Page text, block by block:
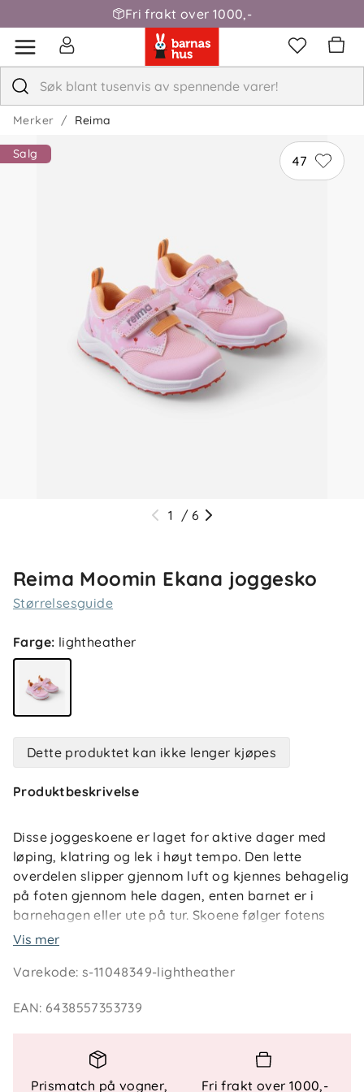
Fri frakt over 1000,-
Merker Reima
47
Salg
1 / 6
Reima Moomin Ekana joggesko
Størrelsesguide
Farge: lightheather
Dette produktet kan ikke lenger kjøpes
Produktbeskrivelse
Disse joggeskoene er laget for aktive dager med
løping, klatring og lek i høyt tempo. Den lette
overdelen slipper gjennom luft og kjennes behagelig
på foten gjennom hele dagen, enten barnet er i
barnehagen eller ute på tur. Skoene følger fotens
bevegelser naturlig og gir god støtte når barnet er i
enkle å ta av og på, også for barn som vil klare selv.
laget uten bruk av uønskede kjemikalier.
Vis mer
Varekode:s-11048349-lightheather
EAN: 6438557353739
Prismatch på vogner,
Fri frakt over 1000,-